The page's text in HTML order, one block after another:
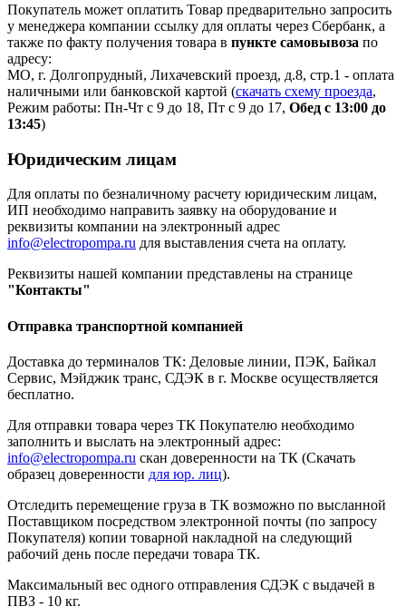
Покупатель может оплатить Товар предварительно запросить
у менеджера компании ссылку для оплаты через Сбербанк, а
также по факту получения товара в пункте самовывоза по
адресу:
МО, г. Долгопрудный, Лихачевский проезд, д.8, стр.1 - оплата
наличными или банковской картой (скачать схему проезда,
Режим работы: Пн-Чт с 9 до 18, Пт с 9 до 17, Обед с 13:00 до
13:45)
Юридическим лицам
Для оплаты по безналичному расчету юридическим лицам,
ИП необходимо направить заявку на оборудование и
реквизиты компании на электронный адрес
info@electropompa.ru для выставления счета на оплату.
Реквизиты нашей компании представлены на странице
"Контакты"
Отправка транспортной компанией
Доставка до терминалов ТК: Деловые линии, ПЭК, Байкал
Сервис, Мэйджик транс, СДЭК в г. Москве осуществляется
бесплатно.
Для отправки товара через ТК Покупателю необходимо
заполнить и выслать на электронный адрес:
info@electropompa.ru скан доверенности на ТК (Скачать
образец доверенности для юр. лиц).
Отследить перемещение груза в ТК возможно по высланной
Поставщиком посредством электронной почты (по запросу
Покупателя) копии товарной накладной на следующий
рабочий день после передачи товара ТК.
Максимальный вес одного отправления СДЭК с выдачей в
ПВЗ - 10 кг.